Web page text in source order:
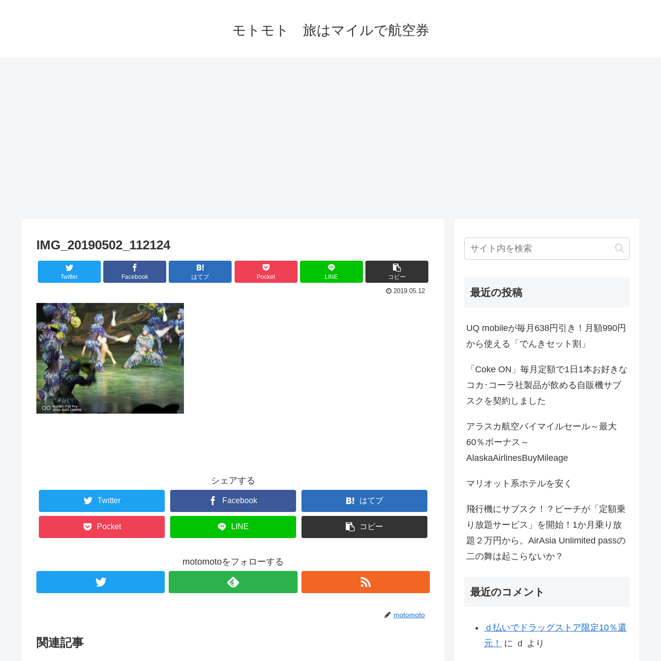
モトモト 旅はマイルで航空券
IMG_20190502_112124
Twitter Facebook はてブ Pocket LINE コピー
2019.05.12
シェアする
Twitter Facebook はてブ
Pocket LINE コピー
motomotoをフォローする
motomoto
関連記事
最近の投稿
UQ mobileが毎月638円引き！月額990円
から使える「でんきセット割」
「Coke ON」毎月定額で1日1本お好きな
コカ･コーラ社製品が飲める自販機サブ
スクを契約しました
アラスカ航空バイマイルセール～最大
60％ボーナス～
AlaskaAirlinesBuyMileage
マリオット系ホテルを安く
飛行機にサブスク！？ピーチが「定額乗
り放題サービス」を開始！1か月乗り放
題２万円から。AirAsia Unlimited passの
二の舞は起こらないか？
最近のコメント
ｄ払いでドラッグストア限定10％還
元！
に ｄ より